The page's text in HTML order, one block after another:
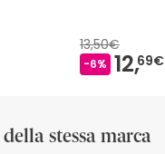
13,50€
-6% 12,69€
stessa marca